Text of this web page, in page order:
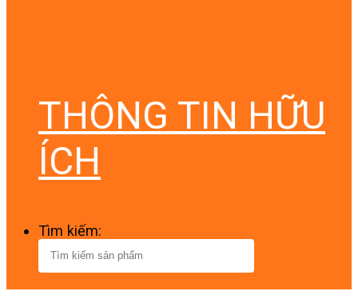
THÔNG TIN HỮU
ÍCH
Tìm kiếm: